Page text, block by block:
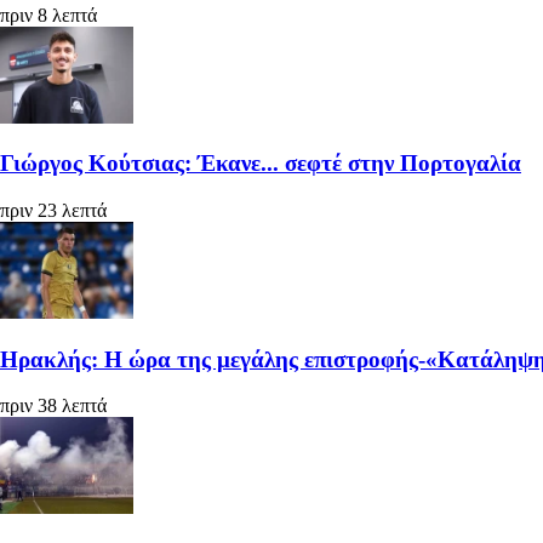
πριν 8 λεπτά
Γιώργος Κούτσιας: Έκανε... σεφτέ στην Πορτογαλία
πριν 23 λεπτά
Ηρακλής: Η ώρα της μεγάλης επιστροφής-
πριν 38 λεπτά